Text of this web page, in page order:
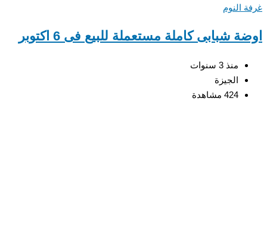
النوم
شبابى كاملة مستعملة للبيع فى 6 اكتوبر
منذ 3 سنوات
الجيزة
424 مشاهدة